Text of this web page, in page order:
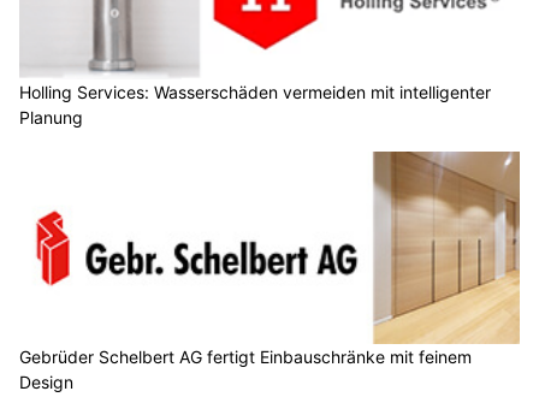
Holling Services: Wasserschäden vermeiden mit intelligenter
Planung
Gebrüder Schelbert AG fertigt Einbauschränke mit feinem
Design